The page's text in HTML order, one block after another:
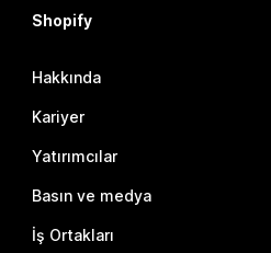
Shopify
Hakkında
Kariyer
Yatırımcılar
Basın ve medya
İş Ortakları